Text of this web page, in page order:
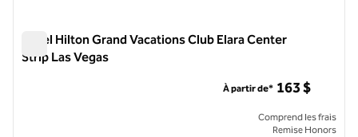
Hôtel Hilton Grand Vacations Club Elara Center
Strip Las Vegas
À partir de* 163 $
Comprend les frais
Remise Honors